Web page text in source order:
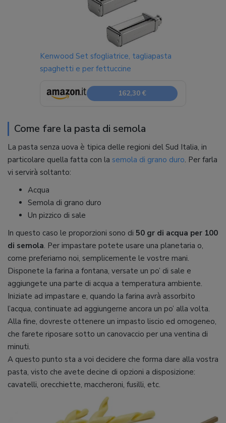
Kenwood Set sfogliatrice, tagliapasta
spaghetti e per fettuccine
162,30 €
Come fare la pasta di semola
La pasta senza uova è tipica delle regioni del Sud Italia, in
particolare quella fatta con la semola di grano duro. Per farla
vi servirà soltanto:
Acqua
Semola di grano duro
Un pizzico di sale
In questo caso le proporzioni sono di 50 gr di acqua per 100
di semola. Per impastare potete usare una planetaria o,
come preferiamo noi, semplicemente le vostre mani.
Disponete la farina a fontana, versate un po’ di sale e
aggiungete una parte di acqua a temperatura ambiente.
Iniziate ad impastare e, quando la farina avrà assorbito
l’acqua, continuate ad aggiungerne ancora un po’ alla volta.
Alla fine, dovreste ottenere un impasto liscio ed omogeneo,
che farete riposare sotto un canovaccio per una ventina di
minuti.
A questo punto sta a voi decidere che forma dare alla vostra
pasta, visto che avete decine di opzioni a disposizione:
cavatelli, orecchiette, maccheroni, fusilli, etc.